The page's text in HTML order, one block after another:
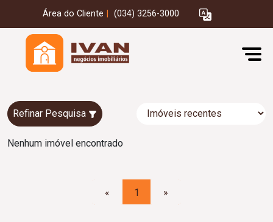
Área do Cliente (034) 3256-3000
Refinar Pesquisa
Nenhum imóvel encontrado
« 1 »